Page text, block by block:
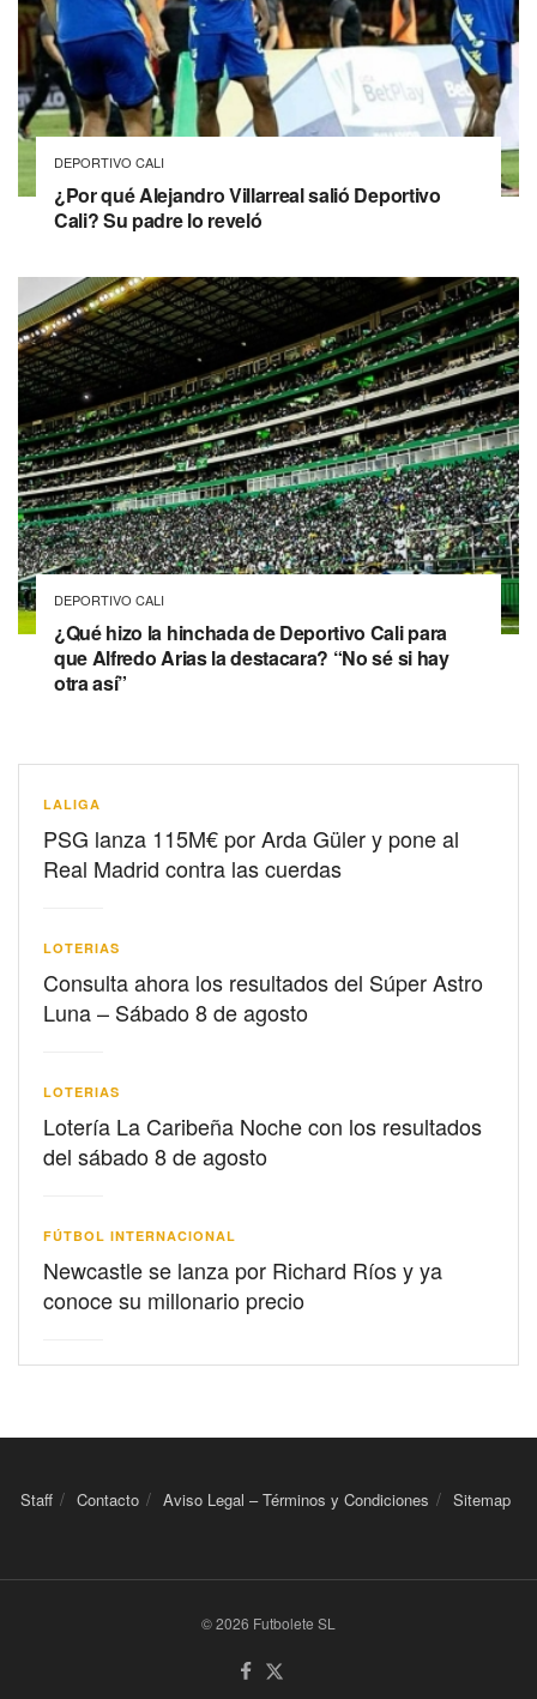
DEPORTIVO CALI
¿Por qué Alejandro Villarreal salió Deportivo
Cali? Su padre lo reveló
DEPORTIVO CALI
¿Qué hizo la hinchada de Deportivo Cali para
que Alfredo Arias la destacara? “No sé si hay
otra así”
LALIGA
PSG lanza 115M€ por Arda Güler y pone al
Real Madrid contra las cuerdas
LOTERIAS
Consulta ahora los resultados del Súper Astro
Luna – Sábado 8 de agosto
LOTERIAS
Lotería La Caribeña Noche con los resultados
del sábado 8 de agosto
FÚTBOL INTERNACIONAL
Newcastle se lanza por Richard Ríos y ya
conoce su millonario precio
Staff Contacto Aviso Legal – Términos y Condiciones Sitemap
© 2026 Futbolete SL